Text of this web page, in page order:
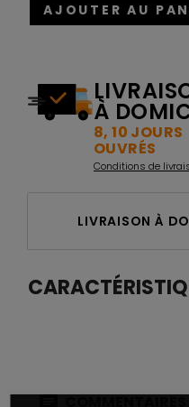
AJOUTER AU
À
8, 10 JOURS
OUVRÉS
Conditions de
LIVRAISON À